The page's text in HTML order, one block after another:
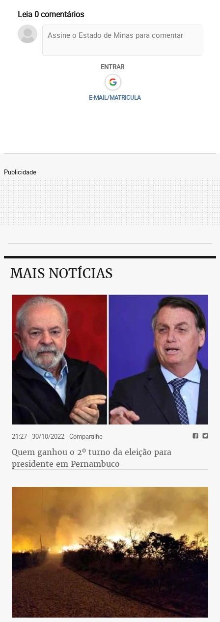
Leia 0 comentários
ENTRAR
E-MAIL/MATRICULA
Publicidade
MAIS NOTÍCIAS
21:27 - 30/10/2022- Compartilhe
Quem ganhou o 2º turno da eleição para
presidente em Pernambuco